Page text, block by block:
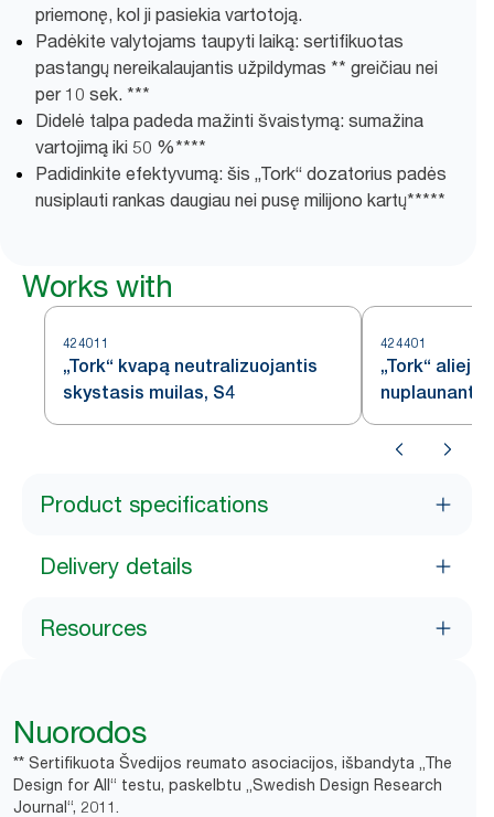
priemonę, kol ji pasiekia vartotoją.
Padėkite valytojams taupyti laiką: sertifikuotas
pastangų nereikalaujantis užpildymas ** greičiau nei
per 10 sek. ***
Didelė talpa padeda mažinti švaistymą: sumažina
vartojimą iki 50 %****
Padidinkite efektyvumą: šis „Tork“ dozatorius padės
nusiplauti rankas daugiau nei pusę milijono kartų*****
Works with
424011
„Tork“ kvapą neutralizuojantis
skystasis muilas, S4
424401
„Tork“ aliejų
S4
Product specifications
Delivery details
Resources
Nuorodos
** Sertifikuota Švedijos reumato asociacijos, išbandyta „The
Design for All“ testu, paskelbtu „Swedish Design Research
Journal“, 2011.